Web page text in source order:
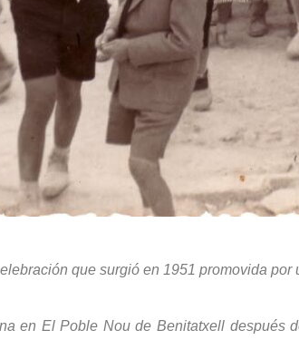
que surgió en 1951 promovida
en El Poble Nou de Benitatxell